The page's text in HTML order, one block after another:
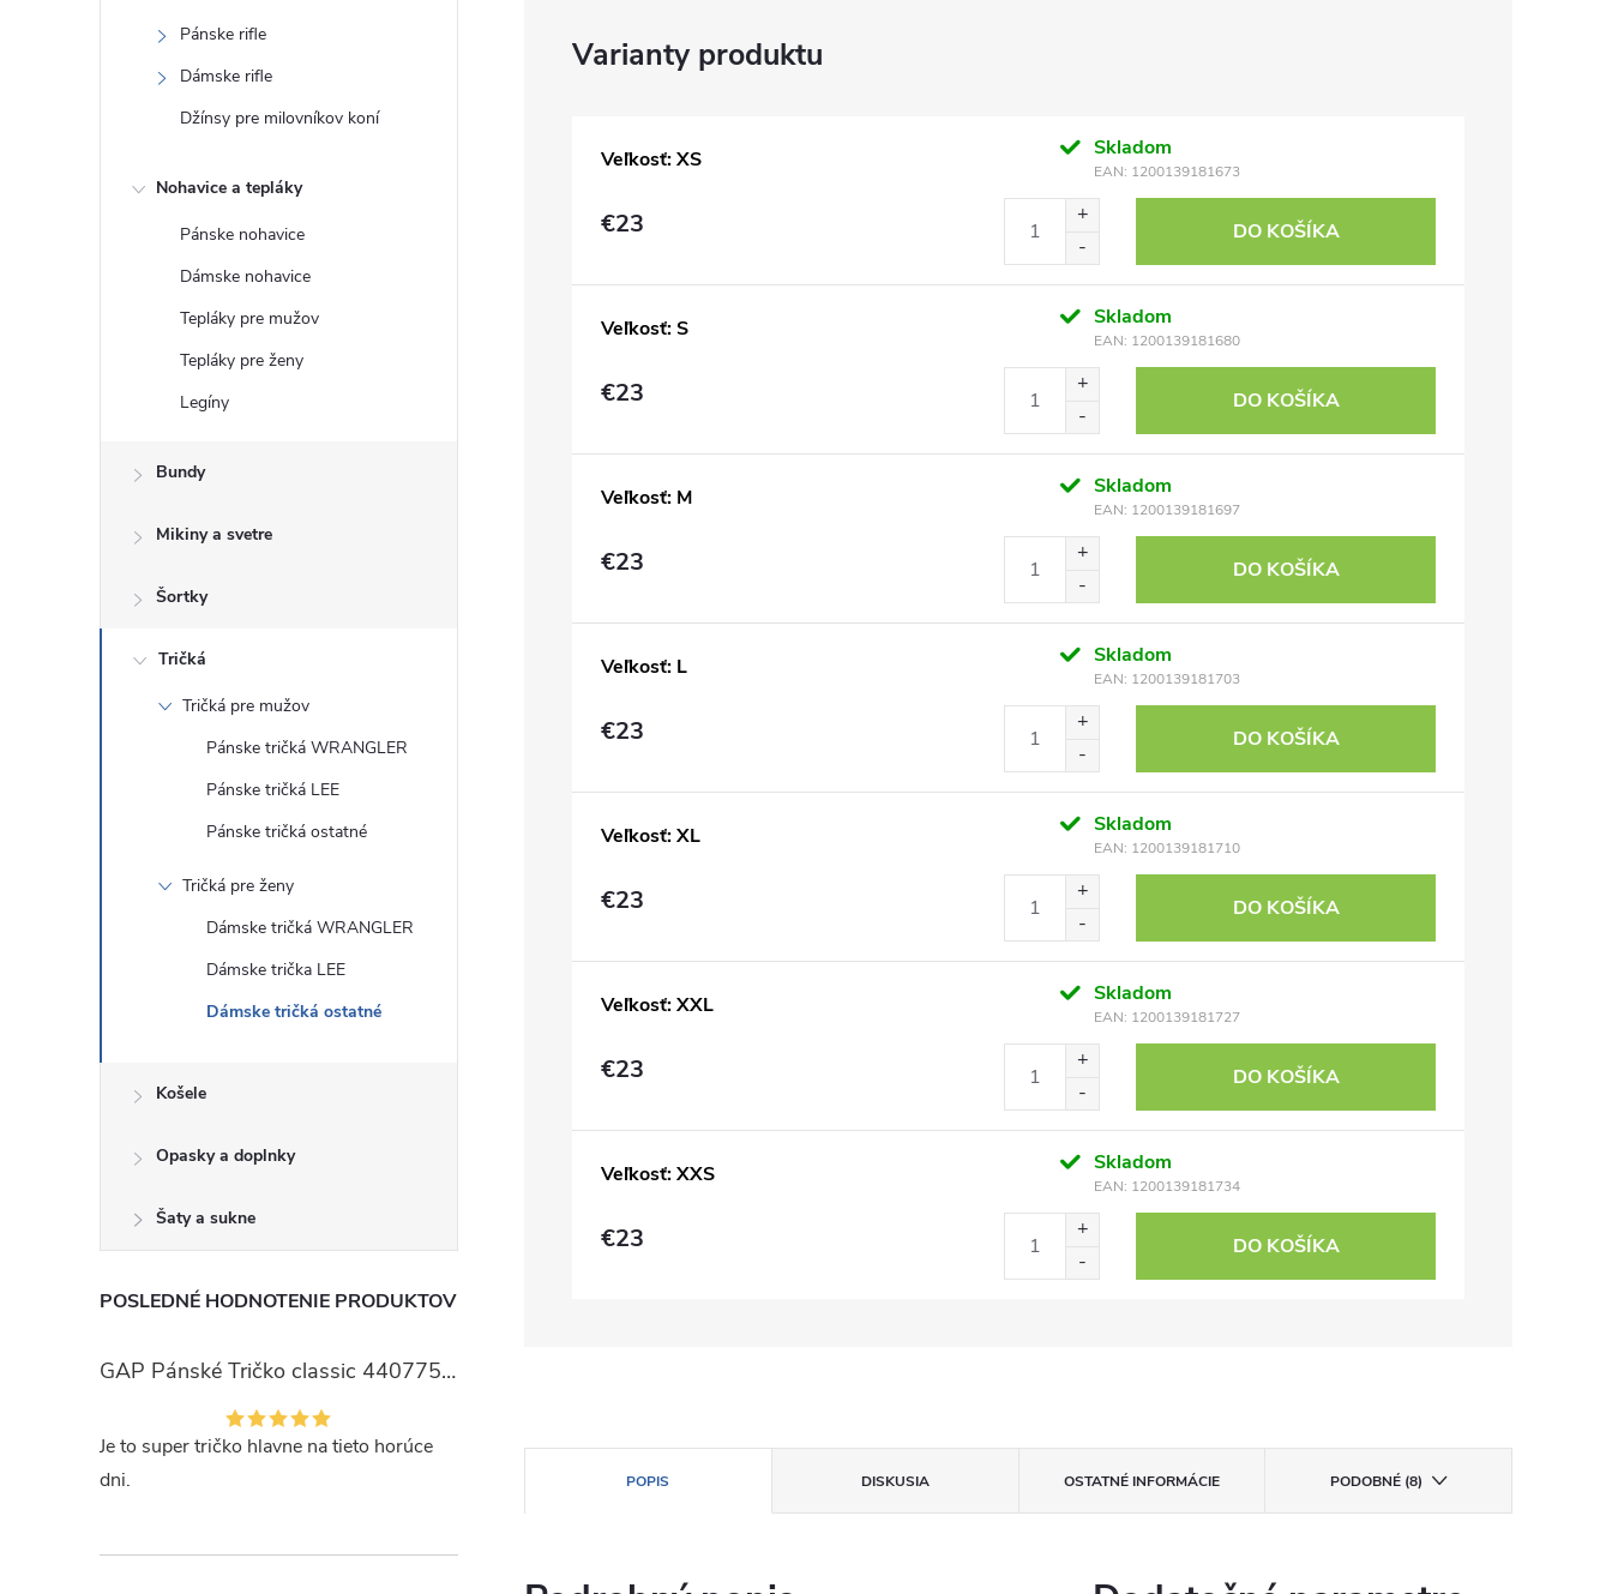
Pánske rifle
Dámske rifle
Džínsy pre milovníkov koní
Nohavice a tepláky
Pánske nohavice
Dámske nohavice
Tepláky pre mužov
Tepláky pre ženy
Legíny
Bundy
Mikiny a svetre
Šortky
Tričká
Tričká pre mužov
Pánske tričká WRANGLER
Pánske tričká LEE
Pánske tričká ostatné
Tričká pre ženy
Dámske tričká WRANGLER
Dámske trička LEE
Dámske tričká ostatné
Košele
Opasky a doplnky
Šaty a sukne
POSLEDNÉ HODNOTENIE PRODUKTOV
GAP Pánské Tričko classic 440775-00
Je to super tričko hlavne na tieto horúce
dni.
Veľkosť: XS Skladom
EAN: 1200139181673
€23 DO KOŠÍKA
Veľkosť: S Skladom
EAN: 1200139181680
€23 DO KOŠÍKA
Veľkosť: M Skladom
EAN: 1200139181697
€23 DO KOŠÍKA
Veľkosť: L Skladom
EAN: 1200139181703
€23 DO KOŠÍKA
Veľkosť: XL Skladom
EAN: 1200139181710
€23 DO KOŠÍKA
Veľkosť: XXL Skladom
EAN: 1200139181727
€23 DO KOŠÍKA
Veľkosť: XXS Skladom
EAN: 1200139181734
€23 DO KOŠÍKA
POPIS DISKUSIA OSTATNÉ INFORMÁCIE PODOBNÉ (8)